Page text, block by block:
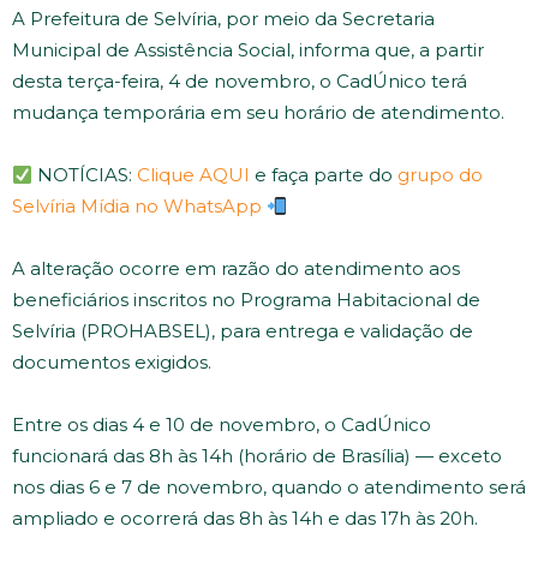
A Prefeitura de Selvíria, por meio da Secretaria
Municipal de Assistência Social, informa que, a partir
desta terça-feira, 4 de novembro, o CadÚnico terá
mudança temporária em seu horário de atendimento.
NOTÍCIAS: Clique AQUI e faça parte do grupo do
Selvíria Mídia no WhatsApp
A alteração ocorre em razão do atendimento aos
beneficiários inscritos no Programa Habitacional de
Selvíria (PROHABSEL), para entrega e validação de
documentos exigidos.
Entre os dias 4 e 10 de novembro, o CadÚnico
funcionará das 8h às 14h (horário de Brasília) — exceto
nos dias 6 e 7 de novembro, quando o atendimento será
ampliado e ocorrerá das 8h às 14h e das 17h às 20h.